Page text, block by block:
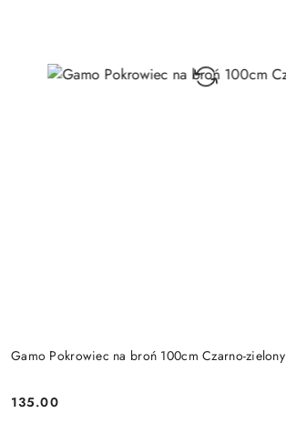
Gamo Pokrowiec na broń 100cm Czarno-zielony
Cena:
135.00